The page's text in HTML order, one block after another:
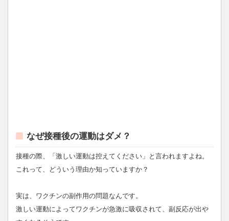
なぜ接種後の運動はダメ？
接種の際、「激しい運動は控えてください」と言われますよね。
これって、どういう理由か知っていますか？
実は、ワクチンの副作用の問題なんです。
激しい運動によってワクチンが急激に吸収されて、副反応が出や